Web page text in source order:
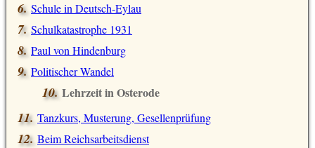
Schule in Deutsch-Eylau
Schulkatastrophe 1931
Paul von Hindenburg
Politischer Wandel
Lehrzeit in Osterode
Tanzkurs, Musterung, Gesellenprüfung
Beim Reichsarbeitsdienst